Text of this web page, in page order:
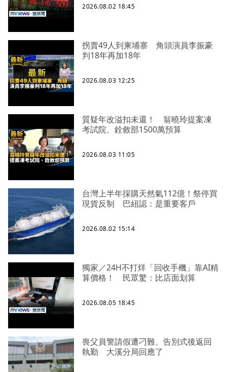
2026.08.02 18:45
拐賣49人到柬埔寨 角頭演員李振豪
判18年再加18年
2026.08.03 12:25
質疑年改溢扣未還！ 翁曉玲提案凍
考試院、銓敘部1500萬預算
2026.08.03 11:05
台灣上半年採購天然氣112億！祭停買
現貨反制 巴紐認：是重要客戶
2026.08.02 15:14
獨家／24H不打烊「回收手機」靠AI精
算價格！ 民眾驚：比店面划算
2026.08.05 18:45
喪父員警請假遭刁難、告別式後返回
執勤 大溪分局回應了